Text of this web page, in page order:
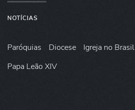
NOTÍCIAS
Paróquias Diocese Igreja no Brasil
Papa Leão XIV